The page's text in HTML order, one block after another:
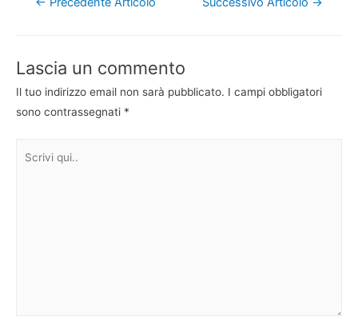
Lascia un commento
Il tuo indirizzo email non sarà pubblicato. I campi obbligatori
sono contrassegnati *